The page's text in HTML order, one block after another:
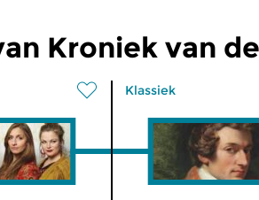
Kroniek van
Klassiek